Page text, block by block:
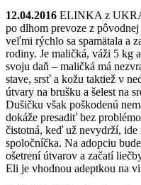
12.04.2016 ELINKA z
po dlhom prevoze z
veľmi rýchlo sa spamätala a
rodiny. Je maličká, váži 5 kg
svoju daň – maličká má
stave, srsť a kožu taktiež v
útvary na brušku a šelest na
Dušičku však poškodenú
dokáže presadiť bez
čistotná, keď už nevydrží, ide
spoločníčka. Na adopciu
ošetrení útvarov a začatí
Eli je vhodnou adeptkou na